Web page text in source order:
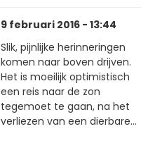
9 februari 2016 - 13:44
Slik, pijnlijke herinneringen
komen naar boven drijven.
Het is moeilijk optimistisch
een reis naar de zon
tegemoet te gaan, na het
verliezen van een dierbare...